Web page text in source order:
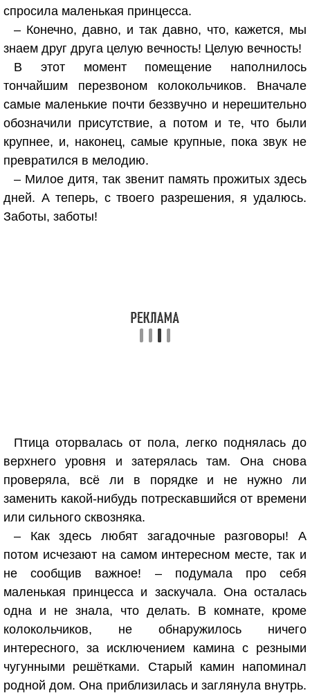
спросила маленькая принцесса.
– Конечно, давно, и так давно, что, кажется, мы
знаем друг друга целую вечность! Целую вечность!
В этот момент помещение наполнилось
тончайшим перезвоном колокольчиков. Вначале
самые маленькие почти беззвучно и нерешительно
обозначили присутствие, а потом и те, что были
крупнее, и, наконец, самые крупные, пока звук не
превратился в мелодию.
– Милое дитя, так звенит память прожитых здесь
дней. А теперь, с твоего разрешения, я удалюсь.
Заботы, заботы!
Птица оторвалась от пола, легко поднялась до
верхнего уровня и затерялась там. Она снова
проверяла, всё ли в порядке и не нужно ли
заменить какой-нибудь потрескавшийся от времени
или сильного сквозняка.
– Как здесь любят загадочные разговоры! А
потом исчезают на самом интересном месте, так и
не сообщив важное! – подумала про себя
маленькая принцесса и заскучала. Она осталась
одна и не знала, что делать. В комнате, кроме
колокольчиков, не обнаружилось ничего
интересного, за исключением камина с резными
чугунными решётками. Старый камин напоминал
родной дом. Она приблизилась и заглянула внутрь.